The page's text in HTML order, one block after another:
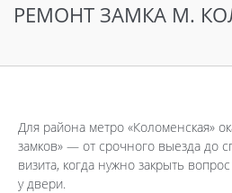
РЕМОНТ ЗАМКА М.
Для района метро «Коломенская»
замков» — от срочного выезда до
визита, когда нужно закрыть
у двери.